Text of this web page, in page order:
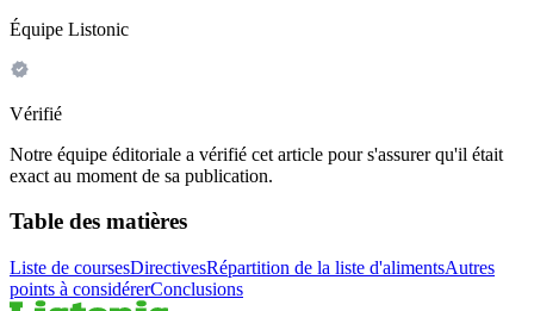
Équipe Listonic
Vérifié
Notre équipe éditoriale a vérifié cet article pour s'assurer qu'il était
exact au moment de sa publication.
Table des matières
Liste de coursesDirectivesRépartition de la liste d'alimentsAutres
points à considérerConclusions